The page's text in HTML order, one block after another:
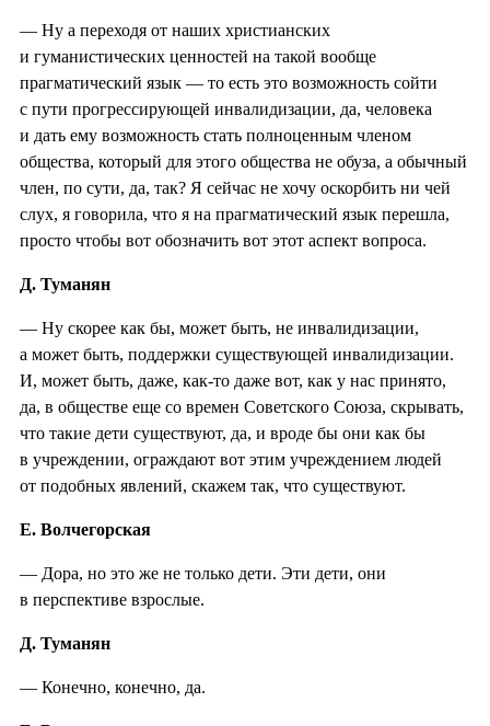
— Ну а переходя от наших христианских
и гуманистических ценностей на такой вообще
прагматический язык — то есть это возможность сойти
с пути прогрессирующей инвалидизации, да, человека
и дать ему возможность стать полноценным членом
общества, который для этого общества не обуза, а обычный
член, по сути, да, так? Я сейчас не хочу оскорбить ни чей
слух, я говорила, что я на прагматический язык перешла,
просто чтобы вот обозначить вот этот аспект вопроса.
Д. Туманян
— Ну скорее как бы, может быть, не инвалидизации,
а может быть, поддержки существующей инвалидизации.
И, может быть, даже, как-то даже вот, как у нас принято,
да, в обществе еще со времен Советского Союза, скрывать,
что такие дети существуют, да, и вроде бы они как бы
в учреждении, ограждают вот этим учреждением людей
от подобных явлений, скажем так, что существуют.
Е. Волчегорская
— Дора, но это же не только дети. Эти дети, они
в перспективе взрослые.
Д. Туманян
— Конечно, конечно, да.